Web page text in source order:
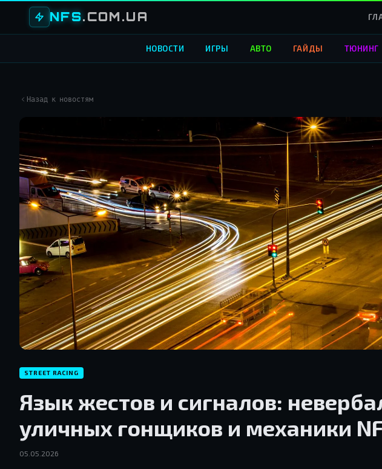
NFS.COM.UA
НОВОСТИ ИГРЫ АВТО ГАЙДЫ ТЮНИНГ
Назад к новостям
STREET RACING
Язык жестов и сигналов:
уличных гонщиков и механики
05.05.2026